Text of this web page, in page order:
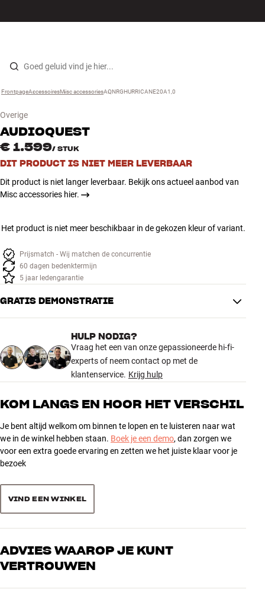
Skip to content
Luidsprekers
Koptelefoons
Surround
Tv
Accessoires
INSPIRATIE
MERKEN
NIEUW
Winkels
Klantenservice
Inloggen
Klantenservice
Frontpage ›
Accessoires ›
Misc accessories ›
AQNRGHURRICANE20A1,0
Overige
AUDIOQUEST
€ 1.599/ STUK
DIT PRODUCT IS NIET MEER LEVERBAAR
Dit product is niet langer leverbaar. Bekijk ons actueel aanbod van
Misc accessories hier.
Het product is niet meer beschikbaar in de gekozen kleur of variant.
Prijsmatch - Wij matchen de concurrentie
60 dagen bedenktermijn
5 jaar ledengarantie
GRATIS DEMONSTRATIE
HULP NODIG?
Vraag het een van onze gepassioneerde hi-fi-
experts of neem contact op met de
klantenservice. Krijg hulp
KOM LANGS EN HOOR HET VERSCHIL
Je bent altijd welkom om binnen te lopen en te luisteren naar wat
we in de winkel hebben staan. Boek je een demo, dan zorgen we
voor een extra goede ervaring en zetten we het juiste klaar voor je
bezoek
VIND EEN WINKEL
ADVIES WAAROP JE KUNT
VERTROUWEN
Onze medewerkers zijn echte liefhebbers die de producten door en